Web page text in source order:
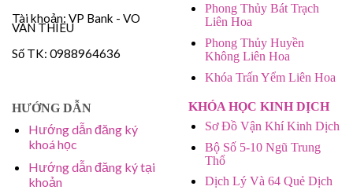
Tài khoản: VP Bank - VO
VAN THIEU
Số TK: 0988964636
HƯỚNG DẪN
Hướng dẫn đăng ký
khoá học
Hướng dẫn đăng ký tại
khoản
Phong Thủy Bát Trạch
Liên Hoa
Phong Thủy Huyền
Không Liên Hoa
Khóa Trấn Yểm Liên Hoa
KHÓA HỌC KINH DỊCH
Sơ Đồ Vận Khí Kinh Dịch
Bộ Số 5-10 Ngũ Trung
Thổ
Dịch Lý Và 64 Quẻ Dịch